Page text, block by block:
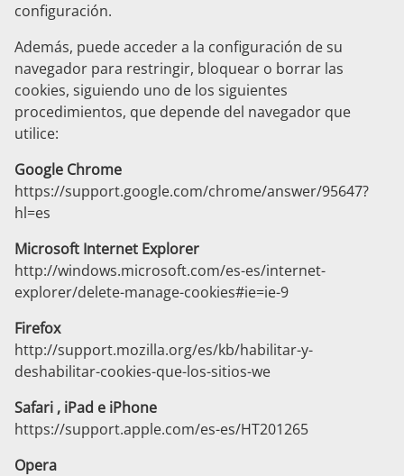
configuración.
Además, puede acceder a la configuración de su
navegador para restringir, bloquear o borrar las
cookies, siguiendo uno de los siguientes
procedimientos, que depende del navegador que
utilice:
Google Chrome
https://support.google.com/chrome/answer/95647?
hl=es
Microsoft Internet Explorer
http://windows.microsoft.com/es-es/internet-
explorer/delete-manage-cookies#ie=ie-9
Firefox
http://support.mozilla.org/es/kb/habilitar-y-
deshabilitar-cookies-que-los-sitios-we
Safari , iPad e iPhone
https://support.apple.com/es-es/HT201265
Opera